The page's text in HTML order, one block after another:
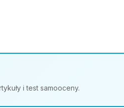
i test samooceny.